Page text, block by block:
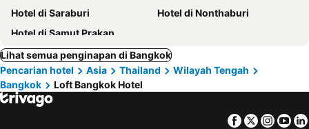
Hotel di Saraburi
Hotel di Nonthaburi
Hotel di Samut Prakan
Lihat semua penginapan di Bangkok
Pencarian hotel
Asia Thailand
Wilayah Tengah
Bangkok
Loft Bangkok Hotel
Facebook
Twitter